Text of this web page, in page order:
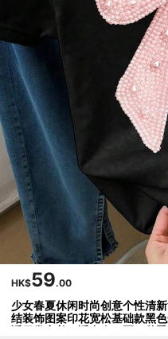
HK$59.00
少女春夏休闲时尚创意个性清
结装饰图案印花宽松基础款黑
适日常穿着，适合春、夏、秋季